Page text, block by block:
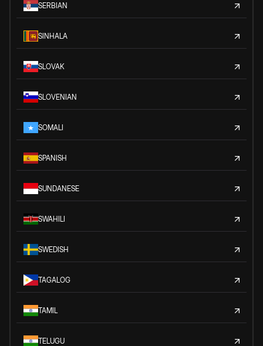
SERBIAN
SINHALA
SLOVAK
SLOVENIAN
SOMALI
SPANISH
SUNDANESE
SWAHILI
SWEDISH
TAGALOG
TAMIL
TELUGU